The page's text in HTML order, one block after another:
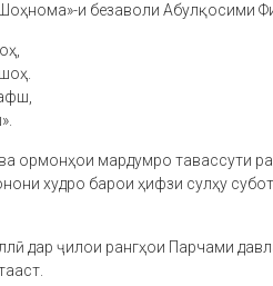
и безаволи Абулқосими
ормонҳои мардумро тавассути
худро барои ҳифзи сулҳу
дар ҷилои рангҳои Парчами